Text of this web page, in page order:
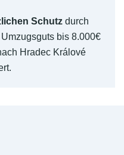
Schutz durch
bis 8.000€
Hradec Králové